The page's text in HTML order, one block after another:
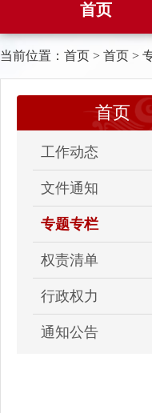
首页
当前位置： 首页 > 首页 >
首页
工作动态
文件通知
专题专栏
权责清单
行政权力
通知公告